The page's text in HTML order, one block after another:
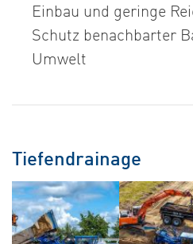
Einbau und geringe
Schutz benachbarter
Umwelt
Tiefendrainage